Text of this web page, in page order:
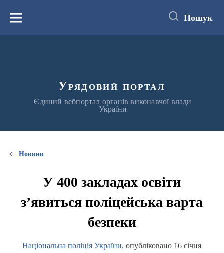
вмістуМеню Пошук
Урядовий портал
Єдиний вебпортал органів виконавчої влади
України
Новини
У 400 закладах освіти
з’явиться поліцейська варта
безпеки
Національна поліція України, опубліковано 16 січня